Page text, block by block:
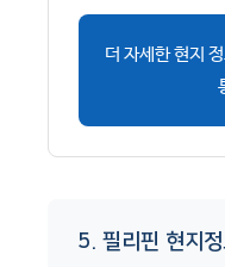
더 자세한 현지
5. 필리핀 현지